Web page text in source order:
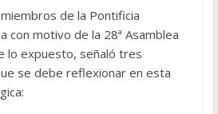
de la Pontificia
con motivo de la 28ª Asamblea
lo expuesto, señaló tres
se debe reflexionar en esta